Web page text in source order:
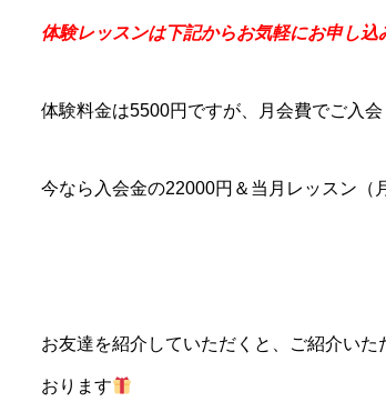
体験レッスンは下記からお気軽にお申し込
体験料金は5500円ですが、月会費でご入
今なら入会金の22000円＆当月レッスン（
お友達を紹介していただくと、ご紹介い
おります